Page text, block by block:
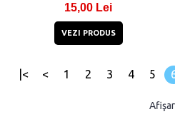
15,00 Lei
VEZI PRODUS
|< < 1 2 3 4 5